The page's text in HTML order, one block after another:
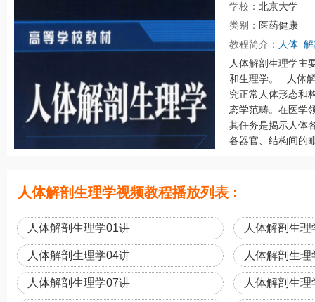
学校： 北京大学
类别： 医药健康
教程简介： 人体
人体解剖生理学主
和生理学。 人体
究正常人体形态和
态学范畴。在医学
其任务是揭示人体
各器官、结构间的
人体解剖生理学视频教程播放列表 :
人体解剖生理学01讲 人体解剖生
人体解剖生理学04讲 人体解剖生
人体解剖生理学07讲 人体解剖生